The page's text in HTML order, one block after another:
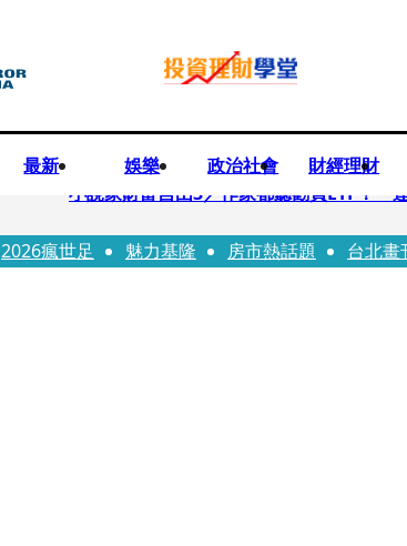
最新 娛樂 政治社會 財經理財
快訊
小說家財富自由3／作家都聽勸買ETF！
快訊
《殺手媽咪》孔曉振揹什麼包？
2026瘋世足 魅力基隆 房市熱話題 台北畫